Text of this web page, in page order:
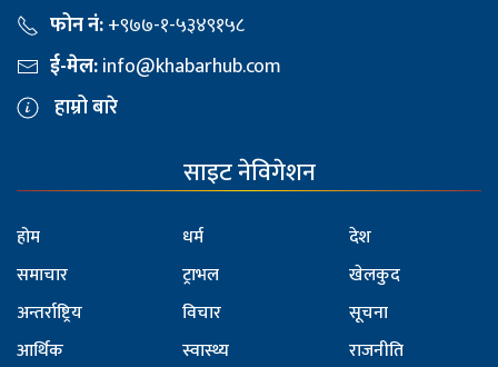
फोन नं:+९७७-१-५३४९१५८
ई-मेल:info@khabarhub.com
हाम्रो बारे
साइट नेविगेशन
होम
समाचार
अन्तर्राष्ट्रिय
आर्थिक
धर्म
ट्राभल
विचार
स्वास्थ्य
देश
खेलकुद
सूचना
राजनीति